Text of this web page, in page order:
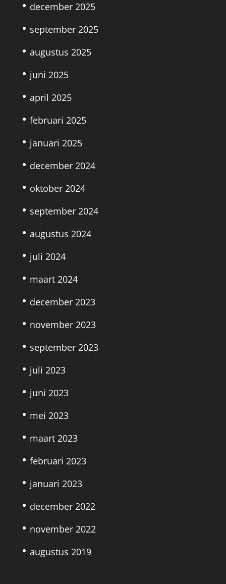
december 2025
september 2025
augustus 2025
juni 2025
april 2025
februari 2025
januari 2025
december 2024
oktober 2024
september 2024
augustus 2024
juli 2024
maart 2024
december 2023
november 2023
september 2023
juli 2023
juni 2023
mei 2023
maart 2023
februari 2023
januari 2023
december 2022
november 2022
augustus 2019